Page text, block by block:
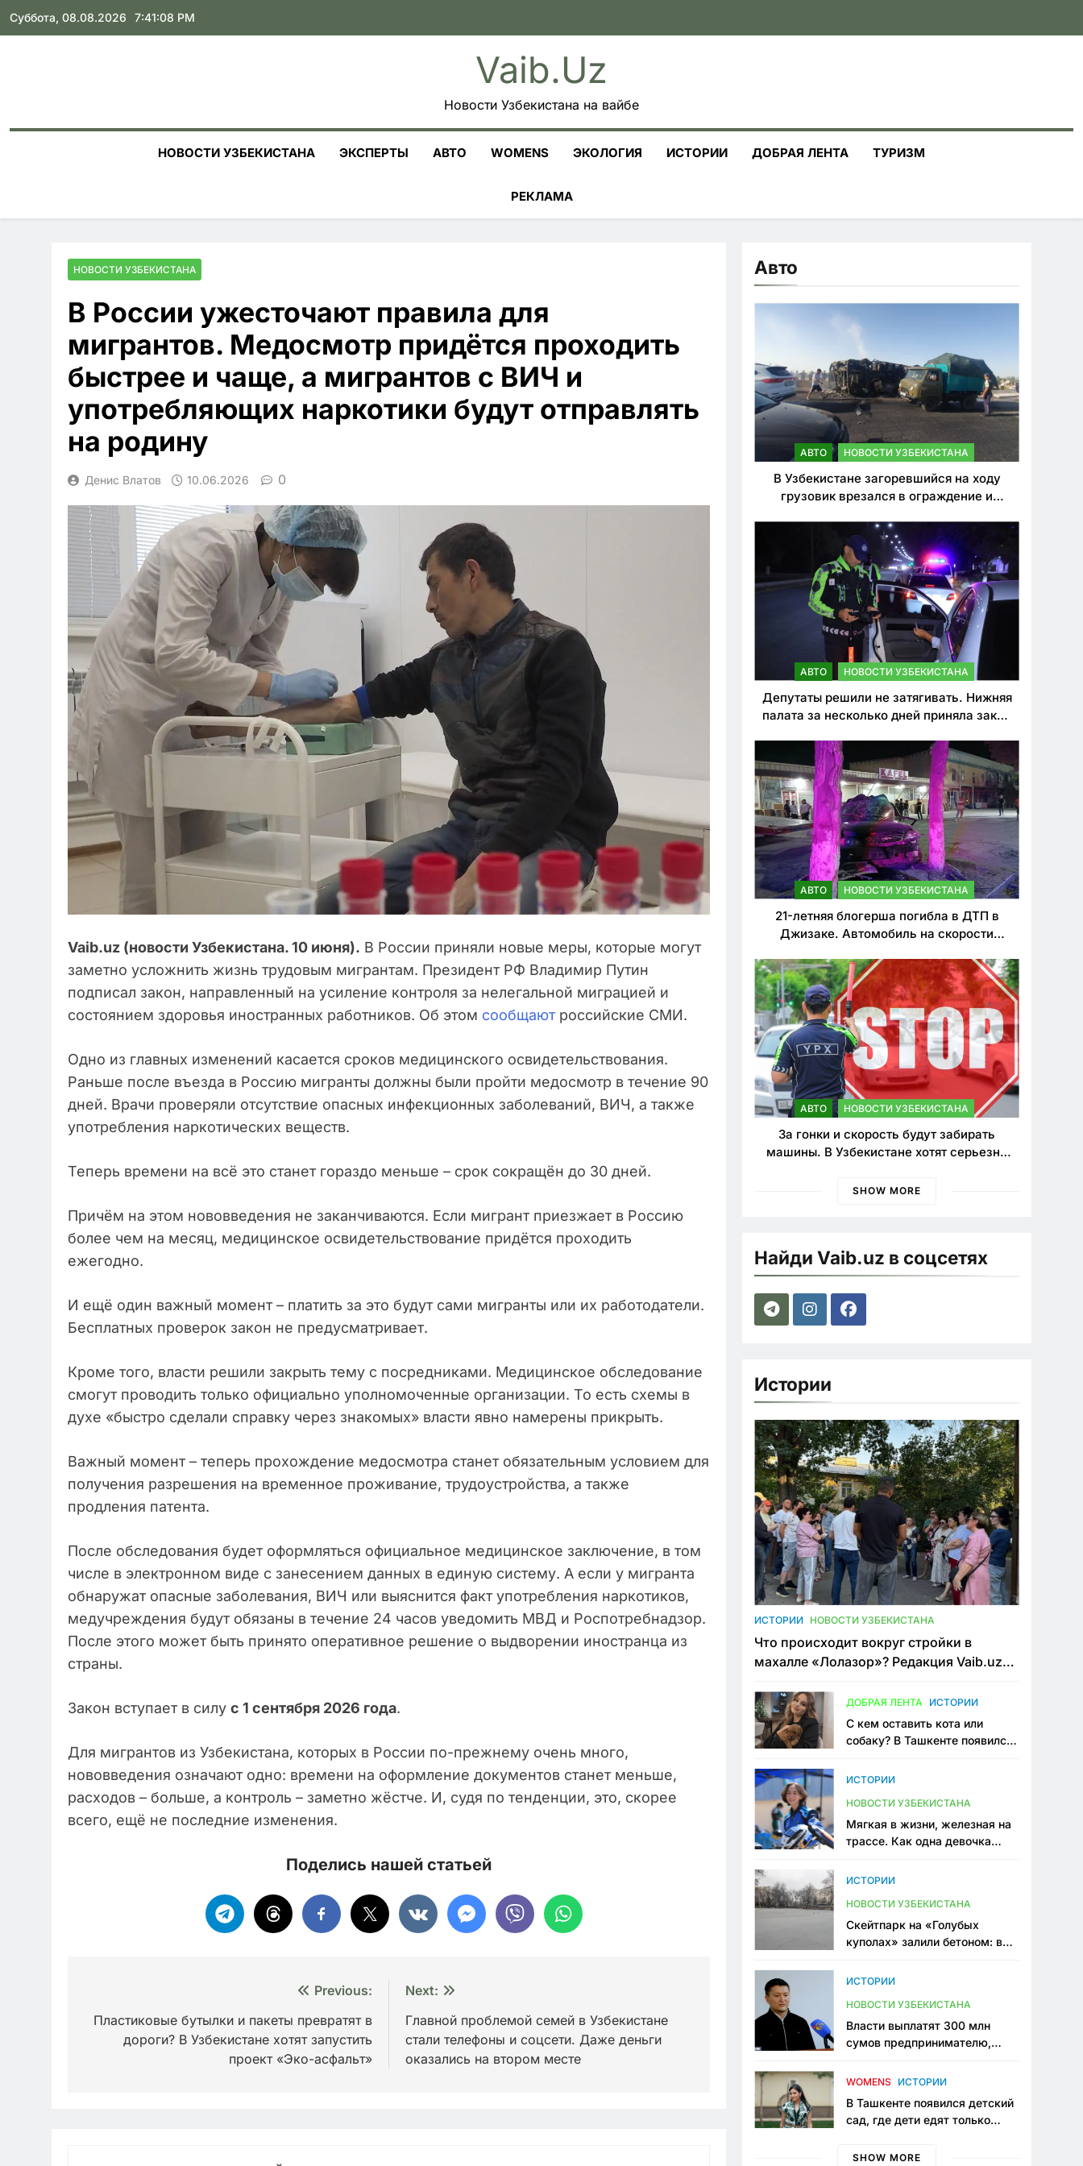
Skip
Суббота, 08.08.2026 7:41:09 PM
Vaib.uz
Новости Узбекистана на вайбе
НОВОСТИ УЗБЕКИСТАНА ЭКСПЕРТЫ АВТО WOMENS ЭКОЛОГИЯ ИСТОРИИ ДОБРАЯ ЛЕНТА ТУРИЗМ
РЕКЛАМА
НОВОСТИ УЗБЕКИСТАНА
В России ужесточают правила для
мигрантов. Медосмотр придётся проходить
быстрее и чаще, а мигрантов с ВИЧ и
употребляющих наркотики будут отправлять
на родину
Денис Влатов 10.06.2026 0
Vaib.uz (новости Узбекистана. 10 июня). В России приняли новые меры, которые могут
заметно усложнить жизнь трудовым мигрантам. Президент РФ Владимир Путин
подписал закон, направленный на усиление контроля за нелегальной миграцией и
состоянием здоровья иностранных работников. Об этом сообщаютроссийские СМИ.
Одно из главных изменений касается сроков медицинского освидетельствования.
Раньше после въезда в Россию мигранты должны были пройти медосмотр в течение 90
дней. Врачи проверяли отсутствие опасных инфекционных заболеваний, ВИЧ, а также
употребления наркотических веществ.
Теперь времени на всё это станет гораздо меньше – срок сокращён до 30 дней.
Причём на этом нововведения не заканчиваются. Если мигрант приезжает в Россию
более чем на месяц, медицинское освидетельствование придётся проходить
ежегодно.
И ещё один важный момент – платить за это будут сами мигранты или их работодатели.
Бесплатных проверок закон не предусматривает.
Кроме того, власти решили закрыть тему с посредниками. Медицинское обследование
смогут проводить только официально уполномоченные организации. То есть схемы в
духе «быстро сделали справку через знакомых» власти явно намерены прикрыть.
Важный момент – теперь прохождение медосмотра станет обязательным условием для
получения разрешения на временное проживание, трудоустройства, а также
продления патента.
После обследования будет оформляться официальное медицинское заключение, в том
числе в электронном виде с занесением данных в единую систему. А если у мигранта
обнаружат опасные заболевания, ВИЧ или выяснится факт употребления наркотиков,
медучреждения будут обязаны в течение 24 часов уведомить МВД и Роспотребнадзор.
После этого может быть принято оперативное решение о выдворении иностранца из
страны.
Закон вступает в силу с 1 сентября 2026 года.
Для мигрантов из Узбекистана, которых в России по-прежнему очень много,
нововведения означают одно: времени на оформление документов станет меньше,
расходов – больше, а контроль – заметно жёстче. И, судя по тенденции, это, скорее
всего, ещё не последние изменения.
Поделись нашей статьей
по
записям
Previous:
Пластиковые бутылки и пакеты превратят в
дороги? В Узбекистане хотят запустить
проект «Эко-асфальт»
Next:
Главной проблемой семей в Узбекистане
стали телефоны и соцсети. Даже деньги
оказались на втором месте
Авто
АВТО НОВОСТИ УЗБЕКИСТАНА
В Узбекистане загоревшийся на ходу
грузовик врезался в ограждение и
АВТО НОВОСТИ УЗБЕКИСТАНА
Депутаты решили не затягивать. Нижняя
палата за несколько дней приняла закон
нарушителей ПДД
АВТО НОВОСТИ УЗБЕКИСТАНА
21-летняя блогерша погибла в ДТП в
Джизаке. Автомобиль на скорости
АВТО НОВОСТИ УЗБЕКИСТАНА
За гонки и скорость будут забирать
машины. В Узбекистане хотят серьезно
SHOW MORE
Найди Vaib.uz в соцсетях
Истории
ИСТОРИИ НОВОСТИ УЗБЕКИСТАНА
Что происходит вокруг стройки в
махалле «Лолазор»? Редакция Vaib.uz
конфликта
ДОБРАЯ ЛЕНТА ИСТОРИИ
С кем оставить кота или
собаку? В Ташкенте появился
ИСТОРИИ
НОВОСТИ УЗБЕКИСТАНА
Мягкая в жизни, железная на
трассе. Как одна девочка
Узбекистане
ИСТОРИИ
НОВОСТИ УЗБЕКИСТАНА
Скейтпарк на «Голубых
куполах» залили бетоном: в
одно общественное
ИСТОРИИ
НОВОСТИ УЗБЕКИСТАНА
Власти выплатят 300 млн
сумов предпринимателю,
тюрьме по незаконному
WOMENS ИСТОРИИ
В Ташкенте появился детский
сад, где дети едят только
мама, которая устала просить
SHOW MORE